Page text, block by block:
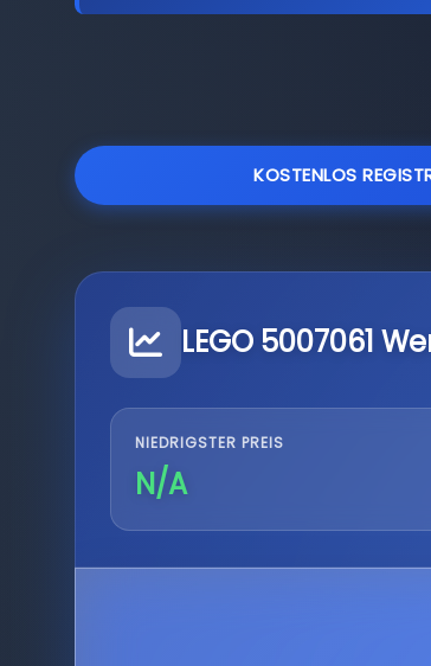
KOSTENLOS
LEGO 5007061
NIEDRIGSTER PREIS
N/A